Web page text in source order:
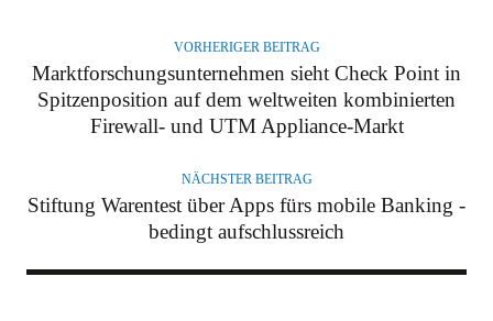
VORHERIGER BEITRAG
Marktforschungsunternehmen sieht Check Point in
Spitzenposition auf dem weltweiten kombinierten
Firewall- und UTM Appliance-Markt
NÄCHSTER BEITRAG
Stiftung Warentest über Apps fürs mobile Banking -
bedingt aufschlussreich